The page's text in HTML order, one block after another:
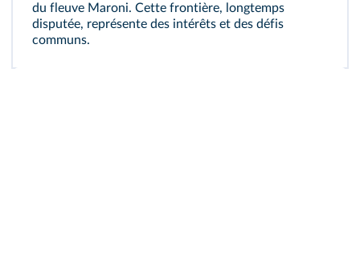
du fleuve Maroni. Cette frontière, longtemps
disputée, représente des intérêts et des défis
communs.